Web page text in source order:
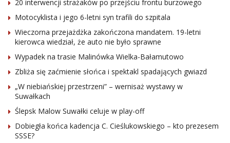
20 interwencji strażaków po przejściu frontu burzowego
Motocyklista i jego 6-letni syn trafili do szpitala
Wieczorna przejażdżka zakończona mandatem. 19-letni
kierowca wiedział, że auto nie było sprawne
Wypadek na trasie Malinówka Wielka-Bałamutowo
Zbliża się zaćmienie słońca i spektakl spadających gwiazd
„W niebiańskiej przestrzeni” – wernisaż wystawy w
Suwałkach
Ślepsk Malow Suwałki celuje w play-off
Dobiegła końca kadencja C. Cieślukowskiego – kto prezesem
SSSE?